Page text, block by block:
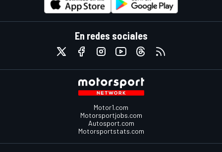
En redes sociales
Motor1.com
Motorsportjobs.com
Autosport.com
Motorsportstats.com